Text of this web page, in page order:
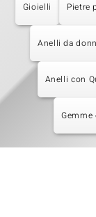
Gioielli Pietre
Anelli da
Anelli con